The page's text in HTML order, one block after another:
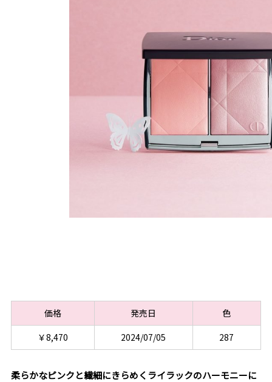
価格 発売日
色
￥8,470
2024/07/05 287
柔らかなピンクと繊細にきらめくライラックのハーモニーに